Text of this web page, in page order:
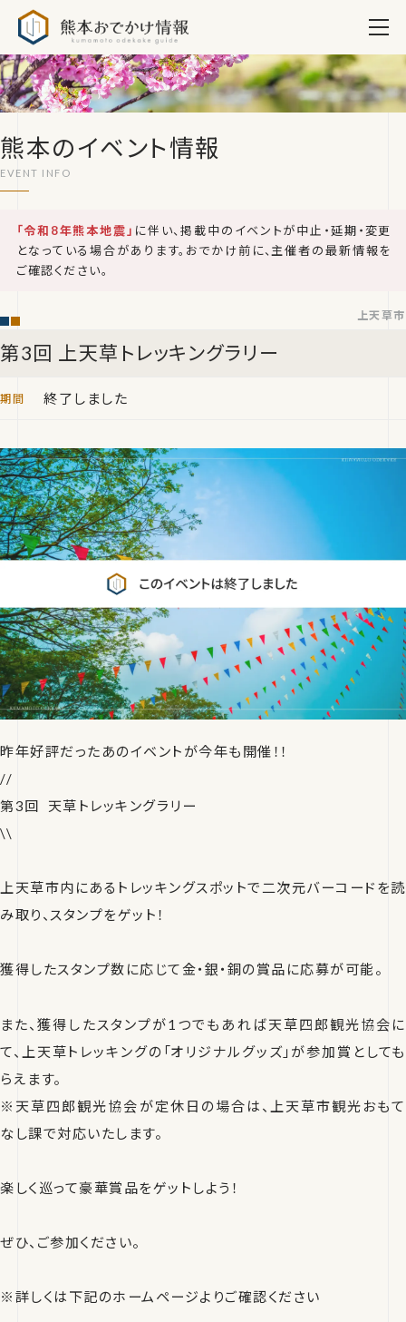
熊本のイベント情報
「令和8年熊本地震」 に伴い、掲載中のイベントが中止・延期・変更
となっている場合があります。おでかけ前に、主催者の最新情報を
ご確認ください。
第3回 上天草トレッキングラリー
上天草市
終了しました
昨年好評だったあのイベントが今年も開催！！
//
第3回 天草トレッキングラリー
\\
上天草市内にあるトレッキングスポットで二次元バーコードを読
み取り、スタンプをゲット！
獲得したスタンプ数に応じて金・銀・銅の賞品に応募が可能。
また、獲得したスタンプが1つでもあれば天草四郎観光協会に
て、上天草トレッキングの「オリジナルグッズ」が参加賞としても
らえます。
※天草四郎観光協会が定休日の場合は、上天草市観光おもて
なし課で対応いたします。
楽しく巡って豪華賞品をゲットしよう！
ぜひ、ご参加ください。
※詳しくは下記のホームページよりご確認ください